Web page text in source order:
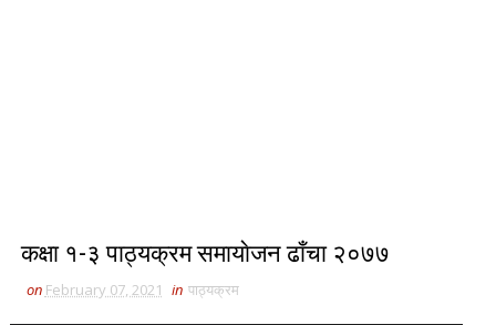
कक्षा १-३ पाठ्यक्रम समायाेजन ढाँचा २०७७
on February 07, 2021 in पाठ्यक्रम